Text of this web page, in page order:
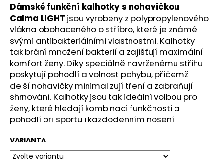
Dámské funkční kalhotky s nohavičkou
Calma LIGHT jsou vyrobeny z polypropylenového
vlákna obohaceného o stříbro, které je známé
svými antibakteriálními vlastnostmi. Kalhotky
tak brání množení bakterií a zajišťují maximální
komfort ženy. Díky speciálně navrženému střihu
poskytují pohodlí a volnost pohybu, přičemž
delší nohavičky minimalizují tření a zabraňují
shrnování. Kalhotky jsou tak ideální volbou pro
ženy, které hledají kombinaci funkčnosti a
pohodlí při sportu i každodenním nošení.
VARIANTA
HLEDAT
D
o
p
o
r
u
č
u
j
e
m